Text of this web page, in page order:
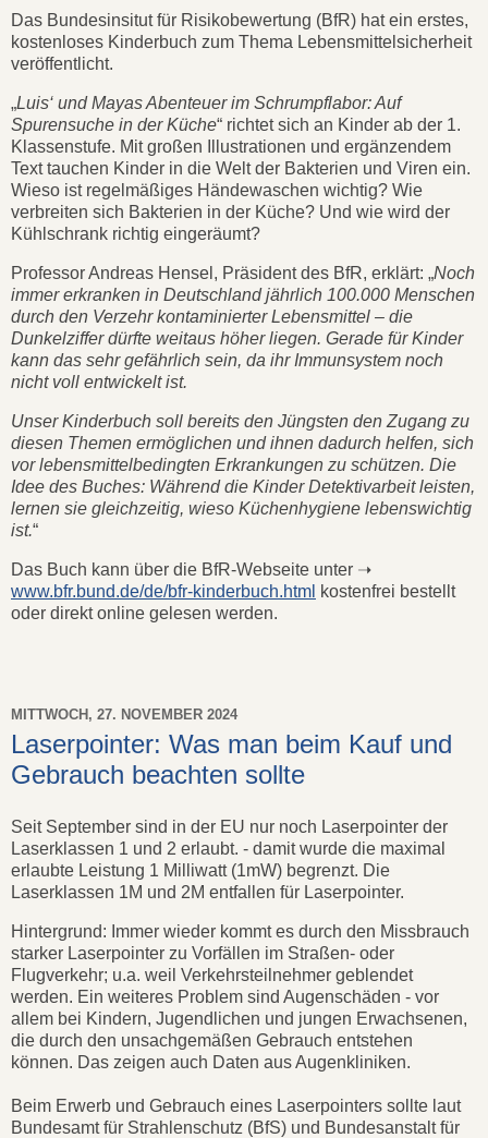
Das Bundesinsitut für Risikobewertung (BfR) hat ein erstes,
kostenloses Kinderbuch zum Thema Lebensmittelsicherheit
veröffentlicht.
„Luis‘ und Mayas Abenteuer im Schrumpflabor: Auf
Spurensuche in der Küche“ richtet sich an Kinder ab der 1.
Klassenstufe. Mit großen Illustrationen und ergänzendem
Text tauchen Kinder in die Welt der Bakterien und Viren ein.
Wieso ist regelmäßiges Händewaschen wichtig? Wie
verbreiten sich Bakterien in der Küche? Und wie wird der
Kühlschrank richtig eingeräumt?
Professor Andreas Hensel, Präsident des BfR, erklärt: „Noch
immer erkranken in Deutschland jährlich 100.000 Menschen
durch den Verzehr kontaminierter Lebensmittel – die
Dunkelziffer dürfte weitaus höher liegen. Gerade für Kinder
kann das sehr gefährlich sein, da ihr Immunsystem noch
nicht voll entwickelt ist.
Unser Kinderbuch soll bereits den Jüngsten den Zugang zu
diesen Themen ermöglichen und ihnen dadurch helfen, sich
vor lebensmittelbedingten Erkrankungen zu schützen. Die
Idee des Buches: Während die Kinder Detektivarbeit leisten,
lernen sie gleichzeitig, wieso Küchenhygiene lebenswichtig
ist.“
Das Buch kann über die BfR-Webseite unter ➝
www.bfr.bund.de/de/bfr-kinderbuch.html kostenfrei bestellt
oder direkt online gelesen werden.
MITTWOCH, 27. NOVEMBER 2024
Laserpointer: Was man beim Kauf und
Gebrauch beachten sollte
Seit September sind in der EU nur noch Laserpointer der
Laserklassen 1 und 2 erlaubt. - damit wurde die maximal
erlaubte Leistung 1 Milliwatt (1mW) begrenzt. Die
Laserklassen 1M und 2M entfallen für Laserpointer.
Hintergrund: Immer wieder kommt es durch den Missbrauch
starker Laserpointer zu Vorfällen im Straßen- oder
Flugverkehr; u.a. weil Verkehrsteilnehmer geblendet
werden. Ein weiteres Problem sind Augenschäden - vor
allem bei Kindern, Jugendlichen und jungen Erwachsenen,
die durch den unsachgemäßen Gebrauch entstehen
können. Das zeigen auch Daten aus Augenkliniken.
Beim Erwerb und Gebrauch eines Laserpointers sollte laut
Bundesamt für Strahlenschutz (BfS) und Bundesanstalt für